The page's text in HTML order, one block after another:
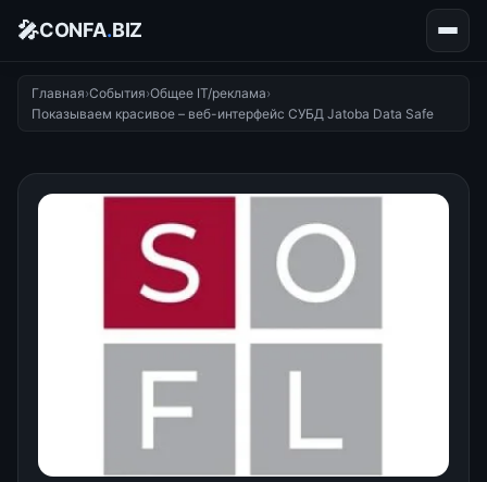
🎤CONFA.BIZ
Главная›События›Общее IT/реклама›
Показываем красивое – веб-интерфейс СУБД Jatoba Data Safe